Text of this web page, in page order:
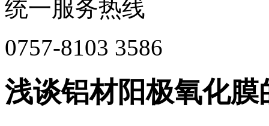
统一服务热线
0757-8103 3586
浅谈铝材阳极氧化膜